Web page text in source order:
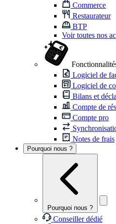
Commerce
Restaurateur
BTP
Voir toutes nos
Logiciel de
Logiciel de
Bilans et
Compte de
Compte pro
Notes de frais
Pourquoi nous ?
Pourquoi nous ?
Conseiller dédié